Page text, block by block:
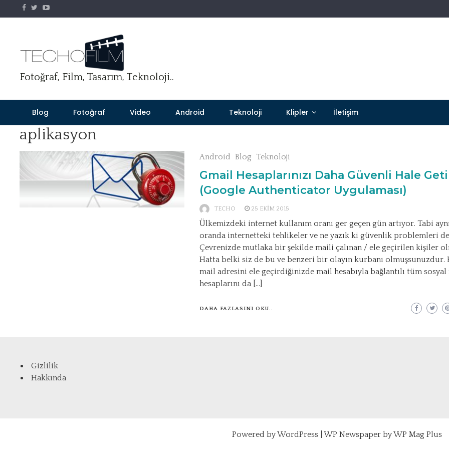
to
Fotoğraf, Film, Tasarım, Teknoloji..
Blog Fotoğraf Video Android Teknoloji Klipler İletişim
aplikasyon
Android Blog Teknoloji
Gmail Hesaplarınızı Daha Güvenli Hale
(Google Authenticator Uygulaması)
TECHO 25 EKIM 2015
Ülkemizdeki internet kullanım oranı ger geçen gün artıyor. Tabi
oranda internetteki tehlikeler ve ne yazık ki güvenlik problemleri
Çevrenizde mutlaka bir şekilde maili çalınan / ele geçirilen kişiler
Hatta belki siz de bu ve benzeri bir olayın kurbanı olmuşsunuzdur.
mail adresini ele geçirdiğinizde mail hesabıyla bağlantılı tüm sosyal
hesaplarını da […]
DAHA FAZLASINI OKU..
Gizlilik
Hakkında
Powered byWordPress| WP Newspaper by WP Mag Plus